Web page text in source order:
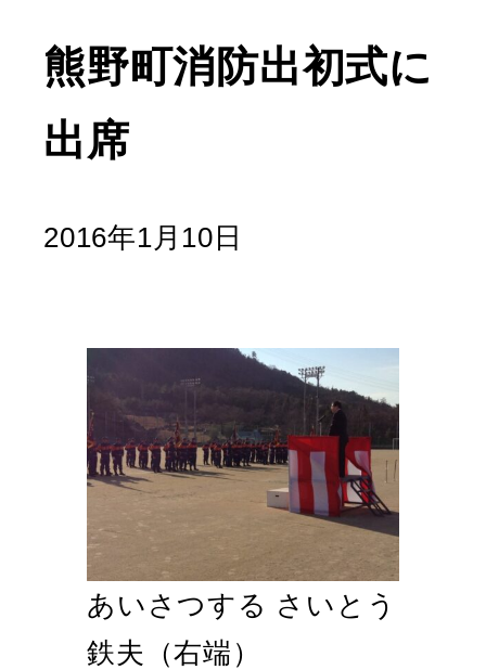
熊野町消防出初式に
出席
2016年1月10日
あいさつする さいとう
鉄夫（右端）